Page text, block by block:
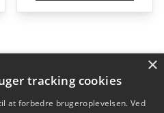
×
tracking cookies
at forbedre brugeroplevelsen. Ved